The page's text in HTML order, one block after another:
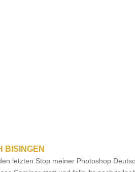
BISINGEN
letzten Stop meiner Photoshop